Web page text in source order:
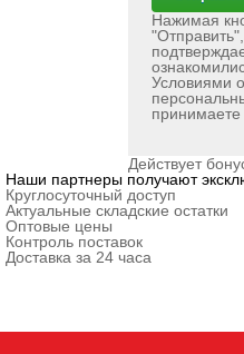
Нажимая
Условиями
принимаете
Действует
Наши партнеры получают
Круглосуточный доступ
Актуальные складские остатки
Оптовые цены
Контроль поставок
Доставка за 24 часа